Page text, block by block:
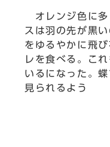
オレンジ色に多
スは羽の先が黒
をゆるやかに飛
レを食べる。こ
いるになった。
見られるよう